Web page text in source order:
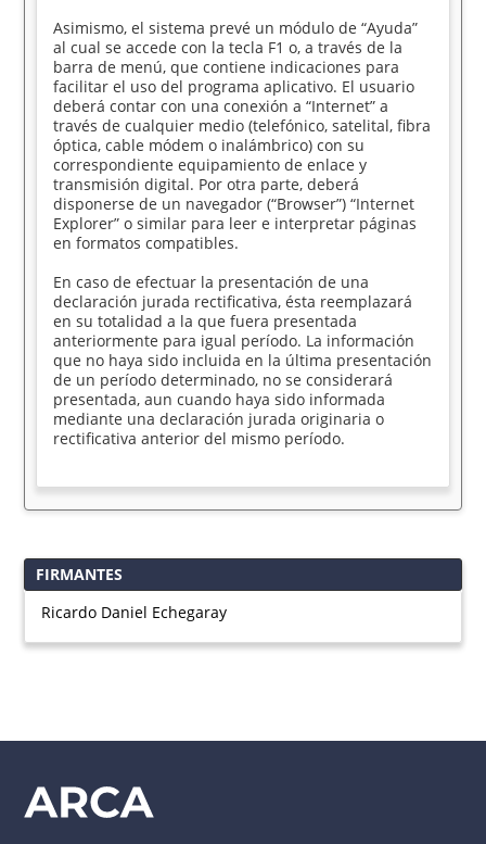
Asimismo, el sistema prevé un módulo de “Ayuda”
al cual se accede con la tecla F1 o, a través de la
barra de menú, que contiene indicaciones para
facilitar el uso del programa aplicativo. El usuario
deberá contar con una conexión a “Internet” a
través de cualquier medio (telefónico, satelital, fibra
óptica, cable módem o inalámbrico) con su
correspondiente equipamiento de enlace y
transmisión digital. Por otra parte, deberá
disponerse de un navegador (“Browser”) “Internet
Explorer” o similar para leer e interpretar páginas
en formatos compatibles.
En caso de efectuar la presentación de una
declaración jurada rectificativa, ésta reemplazará
en su totalidad a la que fuera presentada
anteriormente para igual período. La información
que no haya sido incluida en la última presentación
de un período determinado, no se considerará
presentada, aun cuando haya sido informada
mediante una declaración jurada originaria o
rectificativa anterior del mismo período.
FIRMANTES
Ricardo Daniel Echegaray